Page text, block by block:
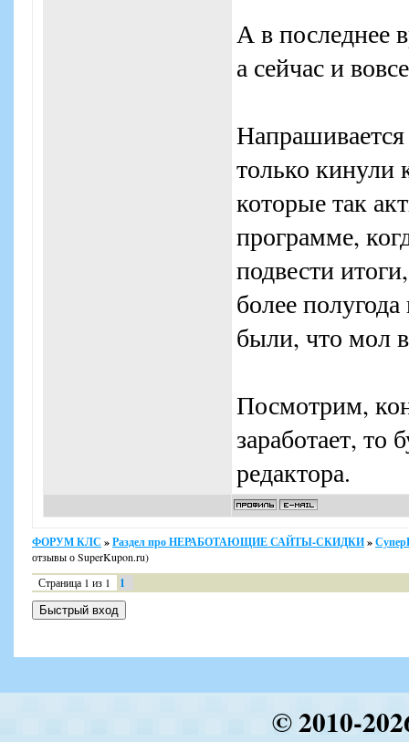
А в последнее
а сейчас и
только кинули
которые так
программе,
подвести
более
были, что мол
Посмотрим,
заработает, то
редактора.
ФОРУМ КЛС »Раздел про НЕРАБОТАЮЩИЕ САЙТЫ-СКИДКИ»
отзывы о SuperKupon.ru)
Страница 1 из 1 1
© 2010-